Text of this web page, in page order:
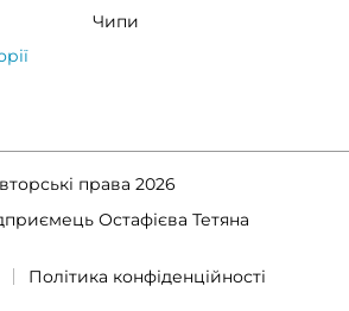
Чипи
права 2026
Остафієва Тетяна
Політика конфіденційності